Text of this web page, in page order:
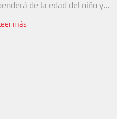
de la edad del niño y...
Leer más